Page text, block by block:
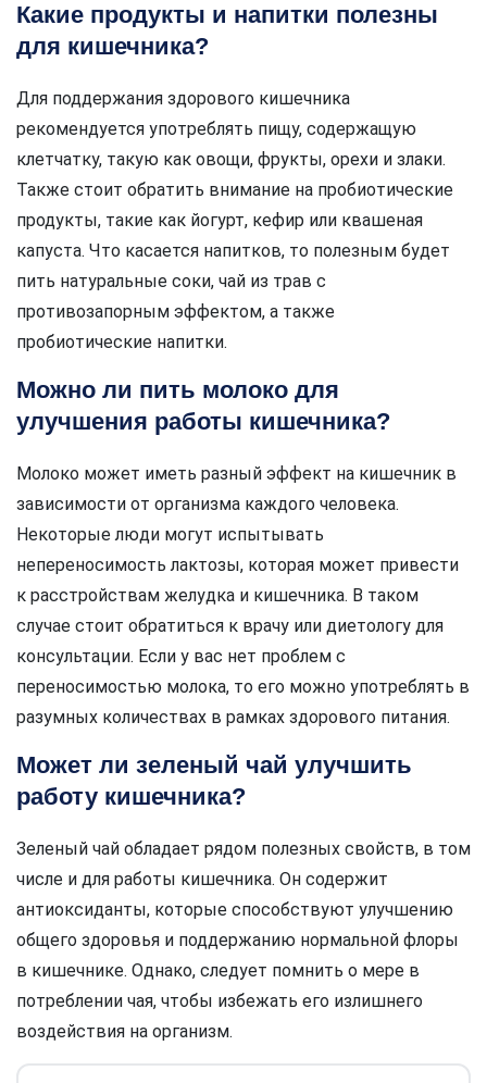
Какие продукты и напитки полезны
для кишечника?
Для поддержания здорового кишечника
рекомендуется употреблять пищу, содержащую
клетчатку, такую как овощи, фрукты, орехи и злаки.
Также стоит обратить внимание на пробиотические
продукты, такие как йогурт, кефир или квашеная
капуста. Что касается напитков, то полезным будет
пить натуральные соки, чай из трав с
противозапорным эффектом, а также
пробиотические напитки.
Можно ли пить молоко для
улучшения работы кишечника?
Молоко может иметь разный эффект на кишечник в
зависимости от организма каждого человека.
Некоторые люди могут испытывать
непереносимость лактозы, которая может привести
к расстройствам желудка и кишечника. В таком
случае стоит обратиться к врачу или диетологу для
консультации. Если у вас нет проблем с
переносимостью молока, то его можно употреблять в
разумных количествах в рамках здорового питания.
Может ли зеленый чай улучшить
работу кишечника?
Зеленый чай обладает рядом полезных свойств, в том
числе и для работы кишечника. Он содержит
антиоксиданты, которые способствуют улучшению
общего здоровья и поддержанию нормальной флоры
в кишечнике. Однако, следует помнить о мере в
потреблении чая, чтобы избежать его излишнего
воздействия на организм.